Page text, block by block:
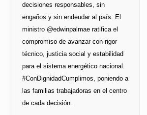
decisiones responsables, sin
engaños y sin endeudar al país. El
ministro @edwinpalmae ratifica el
compromiso de avanzar con rigor
técnico, justicia social y estabilidad
para el sistema energético nacional.
#ConDignidadCumplimos, poniendo a
las familias trabajadoras en el centro
de cada decisión.